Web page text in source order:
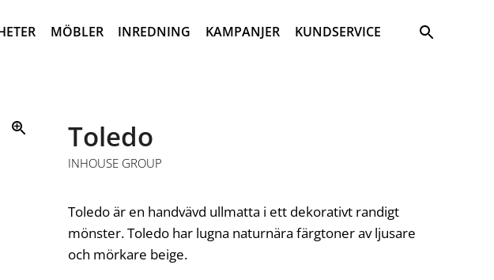
MÖBLER INREDNING KAMPANJER KUNDSERVICE Sök
Toledo
INHOUSE GROUP
Toledo är en handvävd ullmatta i ett dekorativt randigt
mönster. Toledo har lugna naturnära färgtoner av ljusare
och mörkare beige.